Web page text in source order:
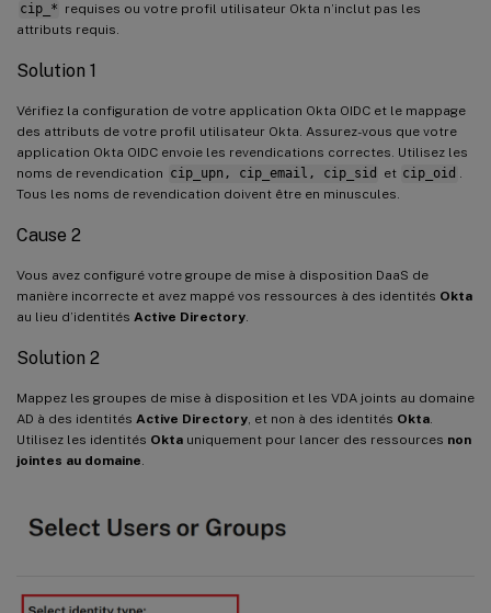
cip_* requises ou votre profil utilisateur Okta n’inclut pas les
attributs requis.
Solution 1
Vérifiez la configuration de votre application Okta OIDC et le mappage
des attributs de votre profil utilisateur Okta. Assurez-vous que votre
application Okta OIDC envoie les revendications correctes. Utilisez les
noms de revendication cip_upn, cip_email, cip_sid et cip_oid .
Tous les noms de revendication doivent être en minuscules.
Cause 2
Vous avez configuré votre groupe de mise à disposition DaaS de
manière incorrecte et avez mappé vos ressources à des identités Okta
au lieu d’identités Active Directory.
Solution 2
Mappez les groupes de mise à disposition et les VDA joints au domaine
AD à des identités Active Directory, et non à des identités Okta.
Utilisez les identités Okta uniquement pour lancer des ressources non
jointes au domaine.